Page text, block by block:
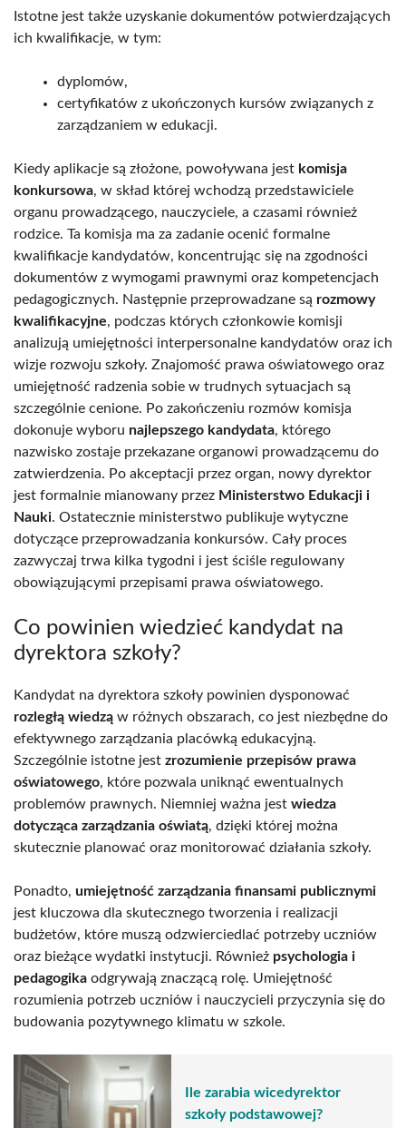
Istotne jest także uzyskanie dokumentów potwierdzających
ich kwalifikacje, w tym:
dyplomów,
certyfikatów z ukończonych kursów związanych z
zarządzaniem w edukacji.
Kiedy aplikacje są złożone, powoływana jest komisja
konkursowa, w skład której wchodzą przedstawiciele
organu prowadzącego, nauczyciele, a czasami również
rodzice. Ta komisja ma za zadanie ocenić formalne
kwalifikacje kandydatów, koncentrując się na zgodności
dokumentów z wymogami prawnymi oraz kompetencjach
pedagogicznych. Następnie przeprowadzane są rozmowy
kwalifikacyjne, podczas których członkowie komisji
analizują umiejętności interpersonalne kandydatów oraz ich
wizje rozwoju szkoły. Znajomość prawa oświatowego oraz
umiejętność radzenia sobie w trudnych sytuacjach są
szczególnie cenione. Po zakończeniu rozmów komisja
dokonuje wyboru najlepszego kandydata, którego
nazwisko zostaje przekazane organowi prowadzącemu do
zatwierdzenia. Po akceptacji przez organ, nowy dyrektor
jest formalnie mianowany przez Ministerstwo Edukacji i
Nauki. Ostatecznie ministerstwo publikuje wytyczne
dotyczące przeprowadzania konkursów. Cały proces
zazwyczaj trwa kilka tygodni i jest ściśle regulowany
obowiązującymi przepisami prawa oświatowego.
Co powinien wiedzieć kandydat na
dyrektora szkoły?
Kandydat na dyrektora szkoły powinien dysponować
rozległą wiedzą w różnych obszarach, co jest niezbędne do
efektywnego zarządzania placówką edukacyjną.
Szczególnie istotne jest zrozumienie przepisów prawa
oświatowego, które pozwala uniknąć ewentualnych
problemów prawnych. Niemniej ważna jest wiedza
dotycząca zarządzania oświatą, dzięki której można
skutecznie planować oraz monitorować działania szkoły.
Ponadto, umiejętność zarządzania finansami publicznymi
jest kluczowa dla skutecznego tworzenia i realizacji
budżetów, które muszą odzwierciedlać potrzeby uczniów
oraz bieżące wydatki instytucji. Również psychologia i
pedagogika odgrywają znaczącą rolę. Umiejętność
rozumienia potrzeb uczniów i nauczycieli przyczynia się do
budowania pozytywnego klimatu w szkole.
Ile zarabia wicedyrektor
szkoły podstawowej?